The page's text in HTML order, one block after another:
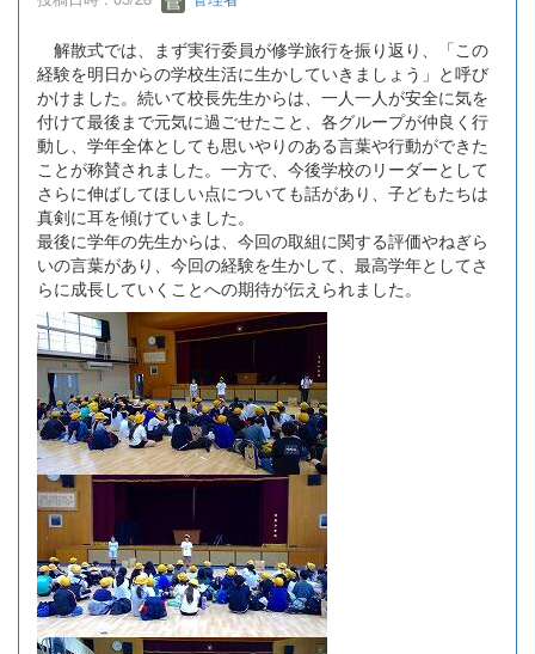
解散式では、まず実行委員が修学旅行を振り返り、「この
経験を明日からの学校生活に生かしていきましょう」と呼び
かけました。続いて校長先生からは、一人一人が安全に気を
付けて最後まで元気に過ごせたこと、各グループが仲良く行
動し、学年全体としても思いやりのある言葉や行動ができた
ことが称賛されました。一方で、今後学校のリーダーとして
さらに伸ばしてほしい点についても話があり、子どもたちは
真剣に耳を傾けていました。
最後に学年の先生からは、今回の取組に関する評価やねぎら
いの言葉があり、今回の経験を生かして、最高学年としてさ
らに成長していくことへの期待が伝えられました。